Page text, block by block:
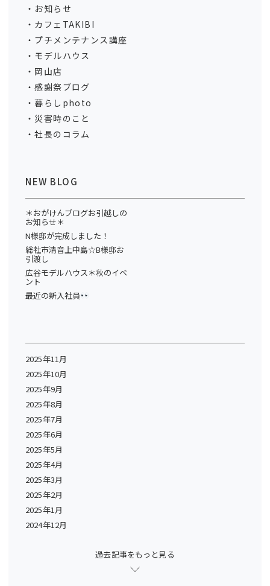
お知らせ
カフェTAKIBI
プチメンテナンス講座
モデルハウス
岡山店
感謝祭ブログ
暮らしphoto
災害時のこと
社長のコラム
NEW BLOG
＊おがけんブログお引越しの
お知らせ＊
N様邸が完成しました！
総社市清音上中島☆B様邸お
引渡し
広谷モデルハウス＊秋のイベ
ント
最近の新入社員
2025年11月
2025年10月
2025年9月
2025年8月
2025年7月
2025年6月
2025年5月
2025年4月
2025年3月
2025年2月
2025年1月
2024年12月
過去記事をもっと見る